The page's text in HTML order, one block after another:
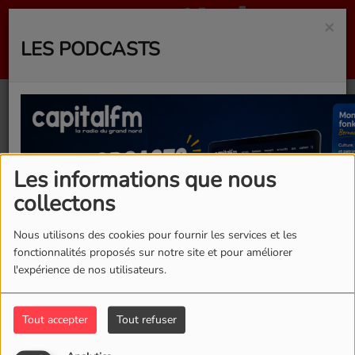
Les informations que nous
collectons
Nous utilisons des cookies pour fournir les services et les
fonctionnalités proposés sur notre site et pour améliorer
l'expérience de nos utilisateurs.
Tout accepter Tout refuser
×
LES PODCASTS